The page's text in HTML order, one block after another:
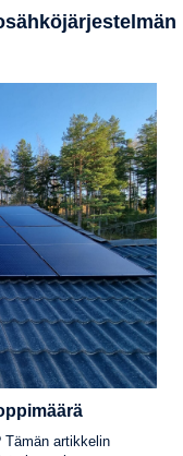
Tämän artikkelin